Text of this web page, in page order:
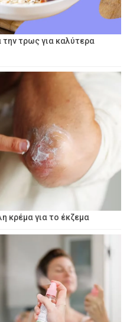
τρως για καλύτερα
κρέμα για το έκζεμα